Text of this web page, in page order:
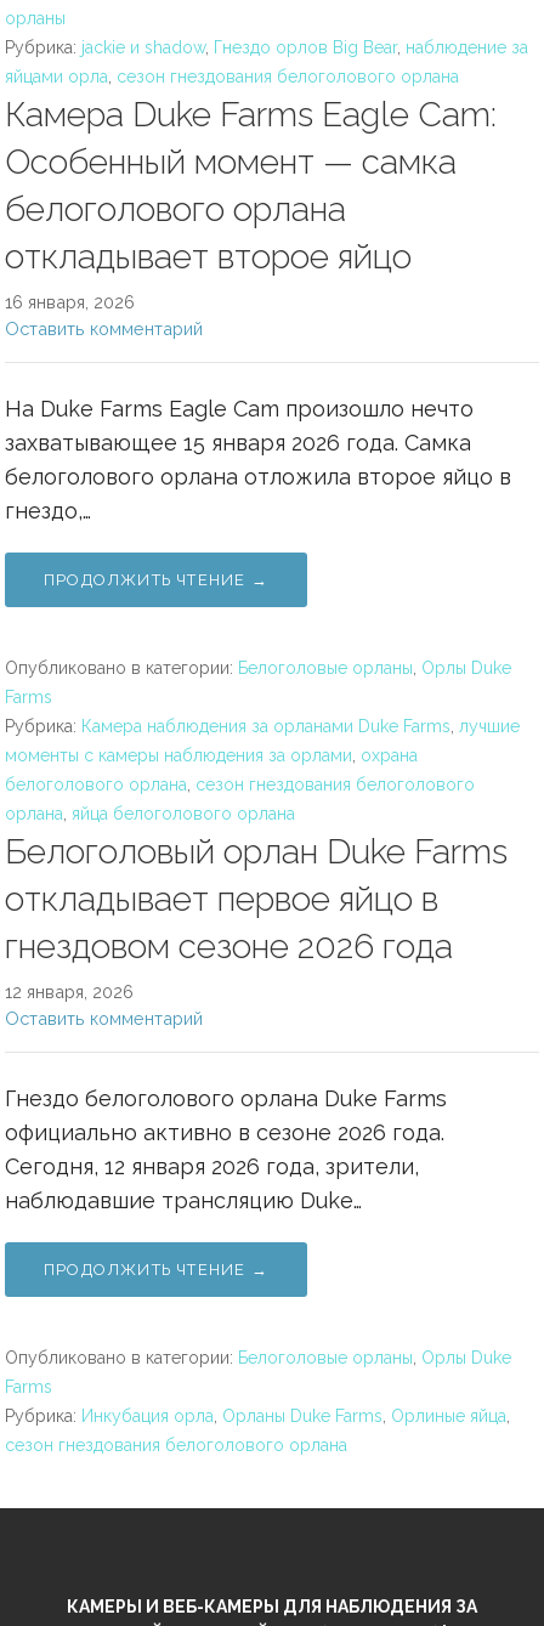
орланы
Рубрика: jackie и shadow, Гнездо орлов Big Bear, наблюдение за
яйцами орла сезон гнездования белоголового орлана
Камера Duke Farms Eagle Cam:
Особенный момент — самка
белоголового орлана
откладывает второе яйцо
16 января, 2026
Оставить комментарий
На Duke Farms Eagle Cam произошло нечто
захватывающее 15 января 2026 года. Самка
белоголового орлана отложила второе яйцо в
гнездо,…
ПРОДОЛЖИТЬ ЧТЕНИЕ →
Опубликовано в категории: Белоголовые орланы Орлы Duke
Farms
Рубрика: Камера наблюдения за орланами Duke Farms лучшие
моменты с камеры наблюдения за орлами охрана
белоголового орлана сезон гнездования белоголового
орлана яйца белоголового орлана
Белоголовый орлан Duke Farms
откладывает первое яйцо в
гнездовом сезоне 2026 года
12 января, 2026
Оставить комментарий
Гнездо белоголового орлана Duke Farms
официально активно в сезоне 2026 года.
Сегодня, 12 января 2026 года, зрители,
наблюдавшие трансляцию Duke…
ПРОДОЛЖИТЬ ЧТЕНИЕ →
Опубликовано в категории: Белоголовые орланы Орлы Duke
Farms
Рубрика: Инкубация орла Орланы Duke Farms Орлиные яйца
сезон гнездования белоголового орлана
КАМЕРЫ И ВЕБ-КАМЕРЫ ДЛЯ НАБЛЮДЕНИЯ ЗА